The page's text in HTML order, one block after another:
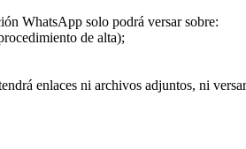
WhatsApp solo podrá versar sobre:
de alta);
enlaces ni archivos adjuntos, ni